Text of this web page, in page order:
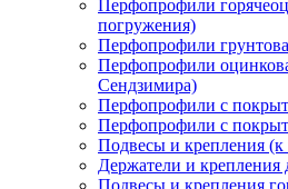
Перфопрофили
погружения)
Перфопрофили
Перфопрофили
Сендзимира)
Перфопрофили с
Перфопрофили с
Подвесы и крепления (к
Держатели и крепления
Подвесы и крепления